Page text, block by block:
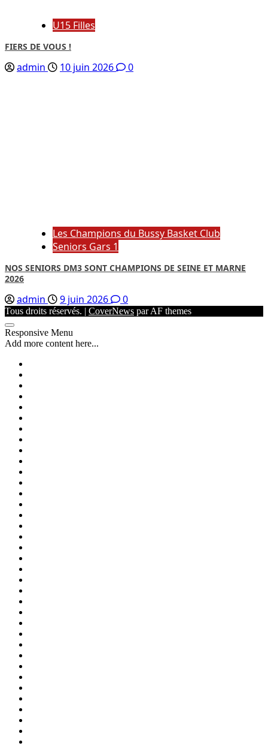
U15 Filles
FIERS DE VOUS !
admin 10 juin 2026 0
Les Champions du Bussy Basket Club
Seniors Gars 1
NOS SENIORS DM3 SONT CHAMPIONS DE SEINE ET MARNE
2026
admin 9 juin 2026 0
Tous droits réservés. | CoverNews par AF themes
Responsive Menu
Add more content here...